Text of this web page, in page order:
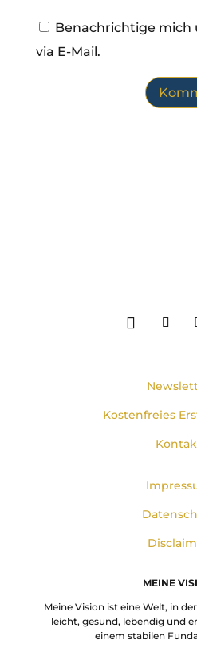
Benachrichtige mich
via E-Mail.
Kostenfreies
MEINE
Meine Vision ist eine Welt, in
leicht, gesund, lebendig und
einem stabilen